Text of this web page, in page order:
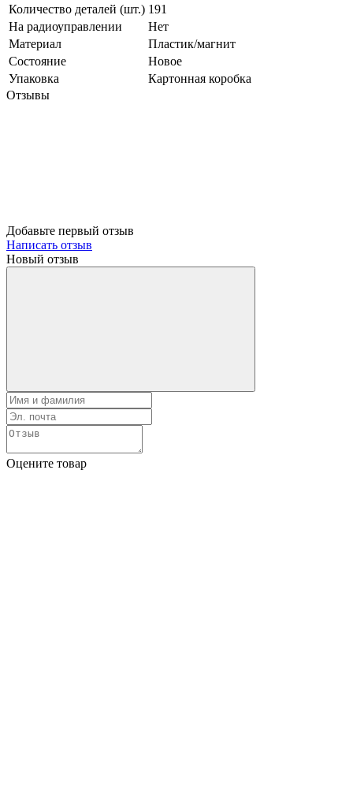
Количество деталей (шт.) 191
На радиоуправлении
Нет
Материал
Пластик/магнит
Состояние
Новое
Упаковка
Картонная коробка
Отзывы
Добавьте первый отзыв
Написать отзыв
Новый отзыв
Оцените товар